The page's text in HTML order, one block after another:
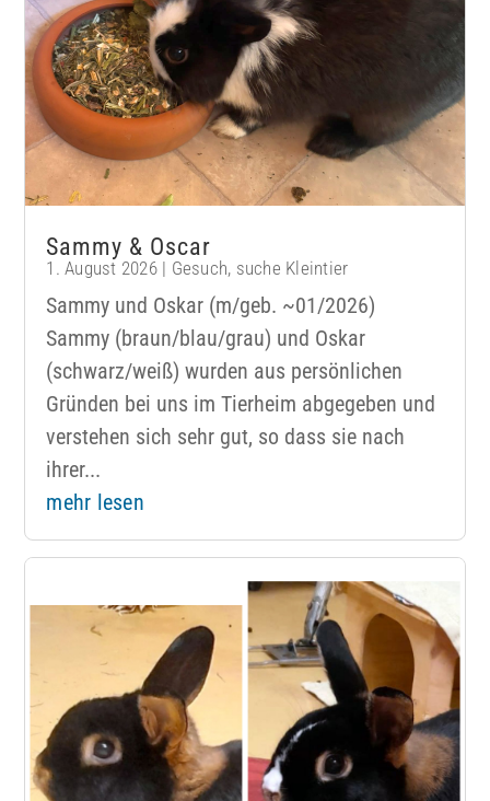
Sammy & Oscar
1. August 2026| Gesuch, suche Kleintier
Sammy und Oskar (m/geb. ~01/2026)
Sammy (braun/blau/grau) und Oskar
(schwarz/weiß) wurden aus persönlichen
Gründen bei uns im Tierheim abgegeben und
verstehen sich sehr gut, so dass sie nach
ihrer...
mehr lesen